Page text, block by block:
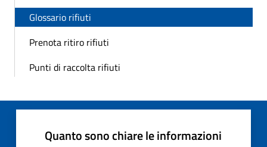
Glossario rifiuti
Prenota ritiro rifiuti
Punti di raccolta rifiuti
Quanto sono chiare le informazioni